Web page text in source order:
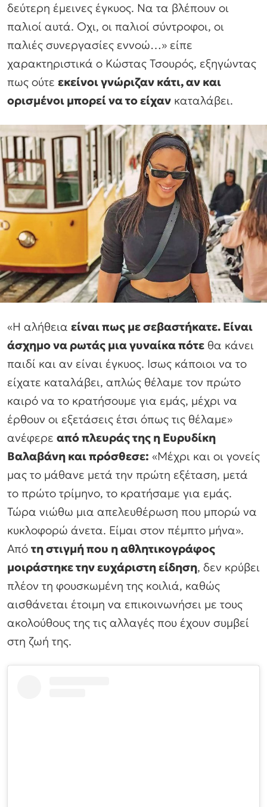
δεύτερη έμεινες έγκυος. Να τα βλέπουν οι
παλιοί αυτά. Οχι, οι παλιοί σύντροφοι, οι
παλιές συνεργασίες εννοώ…» είπε
χαρακτηριστικά ο Κώστας Τσουρός, εξηγώντας
πως ούτε εκείνοι γνώριζαν κάτι, αν και
ορισμένοι μπορεί να το είχαν καταλάβει.
«Η αλήθεια είναι πως με σεβαστήκατε. Είναι
άσχημο να ρωτάς μια γυναίκα πότε θα κάνει
παιδί και αν είναι έγκυος. Ισως κάποιοι να το
είχατε καταλάβει, απλώς θέλαμε τον πρώτο
καιρό να το κρατήσουμε για εμάς, μέχρι να
έρθουν οι εξετάσεις έτσι όπως τις θέλαμε»
ανέφερε από πλευράς της η Ευρυδίκη
Βαλαβάνη και πρόσθεσε: «Μέχρι και οι γονείς
μας το μάθανε μετά την πρώτη εξέταση, μετά
το πρώτο τρίμηνο, το κρατήσαμε για εμάς.
Τώρα νιώθω μια απελευθέρωση που μπορώ να
κυκλοφορώ άνετα. Είμαι στον πέμπτο μήνα».
Από τη στιγμή που η αθλητικογράφος
μοιράστηκε την ευχάριστη είδηση, δεν κρύβει
πλέον τη φουσκωμένη της κοιλιά, καθώς
αισθάνεται έτοιμη να επικοινωνήσει με τους
ακολούθους της τις αλλαγές που έχουν συμβεί
στη ζωή της.